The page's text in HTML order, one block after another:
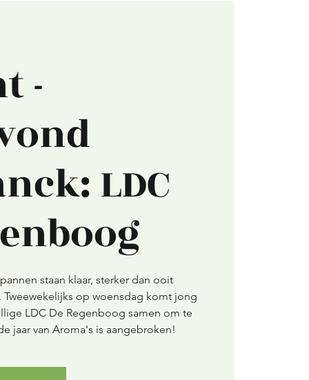
-
LDC
staan klaar, sterker dan ooit
Tweewekelijks op woensdag komt jong
LDC De Regenboog samen om te